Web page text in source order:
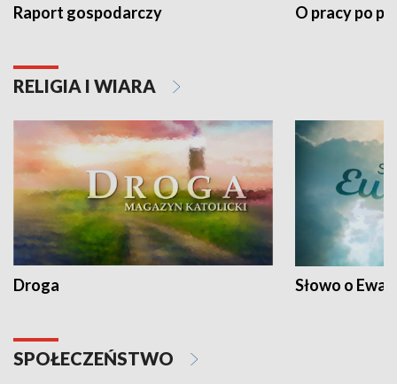
Raport gospodarczy O pracy po
RELIGIA I WIARA
Droga Słowo o
SPOŁECZEŃSTWO